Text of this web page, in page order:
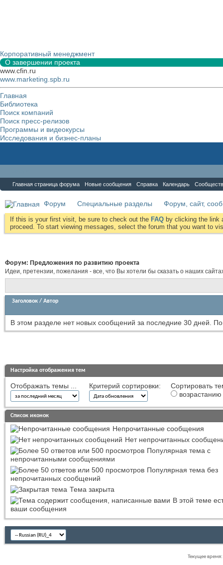
Корпоративный менеджмент
О завершении проекта
www.cfin.ru
www.marketing.spb.ru
Главная
Библиотека
Поиск компаний
Поиск пресс-релизов
Программы и видеокурсы
Исследования и бизнес-планы
Главная страница форума Новые сообщения Справка Календарь
Форум Специальные разделы Форум, сайт,
If this is your first visit, be sure to check out the FAQ by clicking the link
proceed. To start viewing messages, select the forum that you want to
Форум: Предложения по развитию проекта
Идеи, претензии, пожелания - все, что Вы хотели бы сказать о наших
Заголовок / Автор
В этом разделе нет новых сообщений за последние 30 дней.
Настройка отображения тем
Отображать темы ... Критерий сортировки:
Сортировать
возрастанию
Список иконок
Непрочитанные сообщения
Нет непрочитанных
Популярная тема с
непрочитанными сообщениями
Популярная тема без
непрочитанных сообщений
Тема закрыта
В этой теме
ваши сообщения
Текущее время: